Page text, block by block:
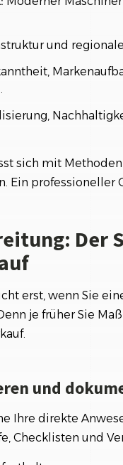
und
sich mit
Ein professioneller
Der
erst, wenn Sie
je früher Sie
und
Ihre direkte
Checklisten und